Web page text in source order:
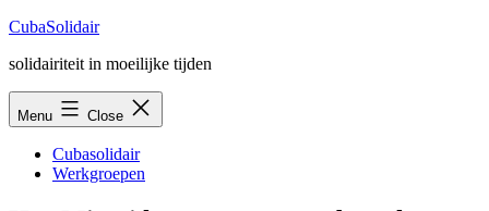
Skip
content
CubaSolidair
solidairiteit in moeilijke tijden
Menu Close
Cubasolidair
Werkgroepen